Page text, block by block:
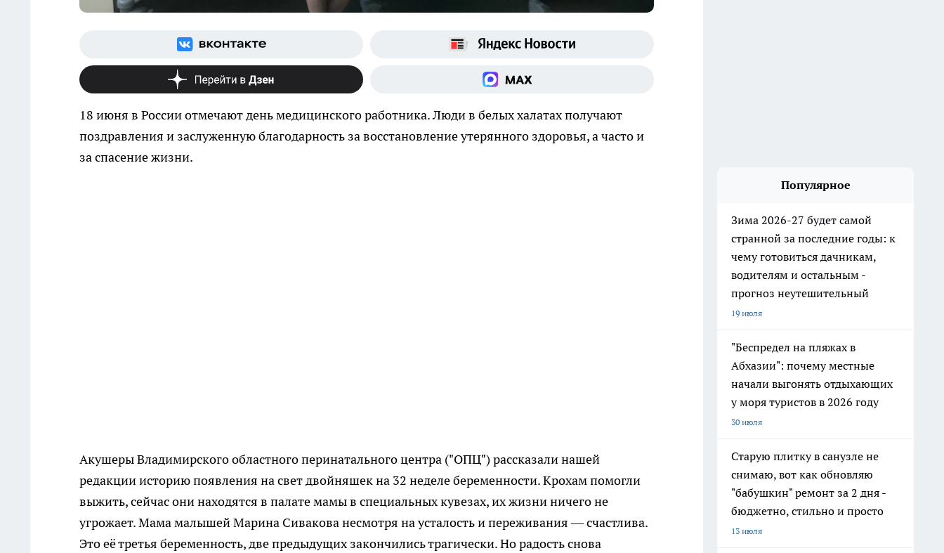
18 июня в России отмечают день медицинского работника. Люди в белых халатах получают
поздравления и заслуженную благодарность за восстановление утерянного здоровья, а часто и
за спасение жизни.
Акушеры Владимирского областного перинатального центра ("ОПЦ") рассказали нашей
редакции историю появления на свет двойняшек на 32 неделе беременности. Крохам помогли
выжить, сейчас они находятся в палате мамы в специальных кувезах, их жизни ничего не
угрожает. Мама малышей Марина Сивакова несмотря на усталость и переживания — счастлива.
Это её третья беременность, две предыдущих закончились трагически. Но радость снова
Популярное
Зима 2026-27 будет самой
странной за последние годы: к
чему готовиться дачникам,
водителям и остальным -
прогноз неутешительный
19 июля
"Беспредел на пляжах в
Абхазии": почему местные
начали выгонять отдыхающих
у моря туристов в 2026 году
30 июля
Старую плитку в санузле не
снимаю, вот как обновляю
"бабушкин" ремонт за 2 дня -
бюджетно, стильно и просто
13 июля